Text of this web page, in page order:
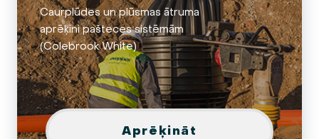
Caurplūdes un plūsmas ātruma
aprēķini pašteces sistēmām
(Colebrook White)
Aprēķināt